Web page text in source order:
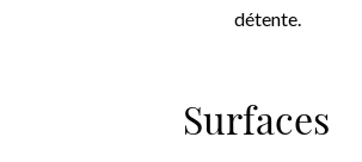
détente.
Surfaces